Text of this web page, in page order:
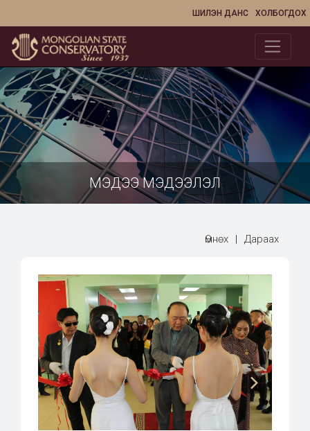
ХОЛБОГДОХ
ШИЛЭН ДАНС
МЭДЭЭ МЭДЭЭЛЭЛ
Өмнөх | Дараах